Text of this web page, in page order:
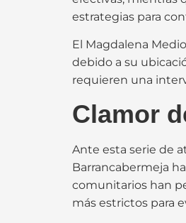
estrategias para
El Magdalena
debido a su
requieren una
Clamor
Ante esta serie de
Barrancabermeja
comunitarios han
más estrictos para